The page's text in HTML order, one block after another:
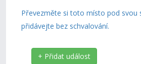
Převezměte si toto místo pod svou
přidávejte bez schvalování.
+ Přidat událost